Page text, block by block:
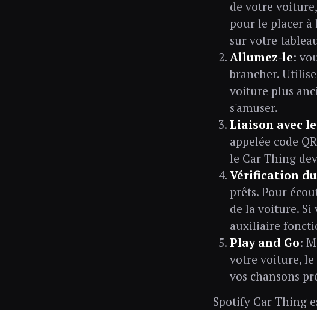
de votre
pour le placer
sur votre
Allumez-le:
brancher.
voiture plus
s'amuser.
Liaison avec
appelée code
le Car Thing
Vérification
prêts. Pour
de la voiture.
auxiliaire
Play and Go:
votre voiture, le
vos chansons
Spotify Car Thing